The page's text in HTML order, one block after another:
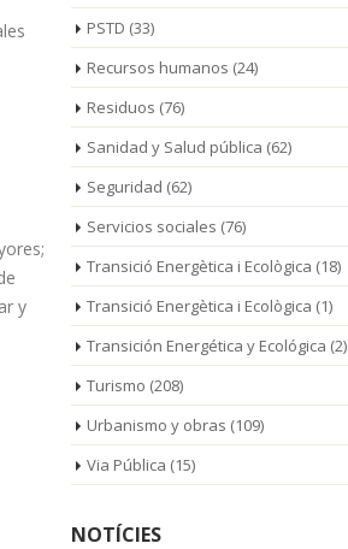
y
PSTD (33)
Recursos humanos (24)
Residuos (76)
Sanidad y Salud pública (62)
Seguridad (62)
Servicios sociales (76)
Transició Energètica i Ecològica (18)
Transició Energètica i Ecològica (1)
Transición Energética y Ecológica (2)
Turismo (208)
Urbanismo y obras (109)
Via Pública (15)
NOTÍCIES